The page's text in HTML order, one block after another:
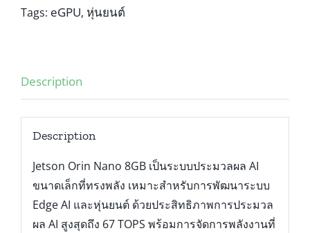
Tags: eGPU, หุ่นยนต์
Description
Description
Jetson Orin Nano 8GB เป็นระบบประมวลผล AI
ขนาดเล็กที่ทรงพลัง เหมาะสำหรับการพัฒนาระบบ
Edge AI และหุ่นยนต์ ด้วยประสิทธิภาพการประมวล
ผล AI สูงสุดถึง 67 TOPS พร้อมการจัดการพลังงานที่